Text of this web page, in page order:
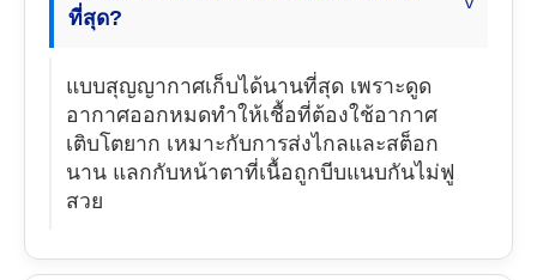
ที่สุด?
แบบสุญญากาศเก็บได้นานที่สุด เพราะดูด
อากาศออกหมดทำให้เชื้อที่ต้องใช้อากาศ
เติบโตยาก เหมาะกับการส่งไกลและสต็อก
นาน แลกกับหน้าตาที่เนื้อถูกบีบแนบกันไม่ฟู
สวย